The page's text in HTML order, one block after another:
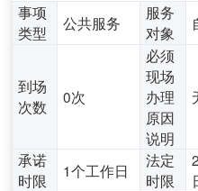
事项
类型
公共服务
服务
对象
到场
次数
0次
必须
现场
办理
原因
说明
承诺
时限
1个工作日
法定
时限